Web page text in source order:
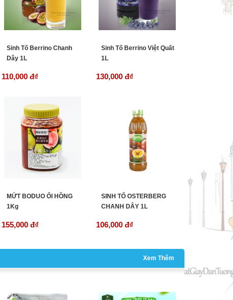
Sinh Tố Berrino Chanh
Dây 1L
110,000 đ₫
Sinh Tố Berrino Việt Quất
1L
130,000 đ₫
MỨT BODUO ỔI HỒNG
1Kg
155,000 đ₫
SINH TỐ OSTERBERG
CHANH DÂY 1L
106,000 đ₫
Xem Thêm